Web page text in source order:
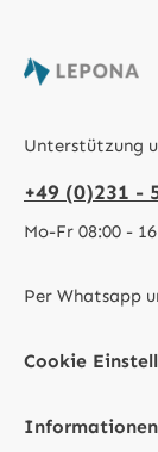
Unterstützung
+49 (0)231 -
Mo-Fr 08:00 -
Per Whatsapp
Cookie
Informationen